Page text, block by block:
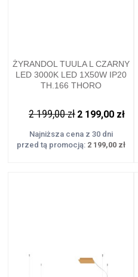
ŻYRANDOL TUULA L CZARNY
LED 3000K LED 1X50W IP20
TH.166 THORO
2 199,00 zł 2 199,00 zł
Najniższa cena z 30 dni
przed tą promocją: 2 199,00 zł